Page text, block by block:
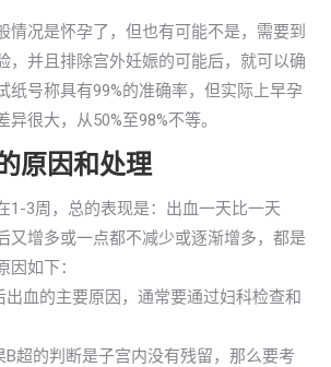
情况是怀孕了，但也有可能不是，需要到
，并且排除宫外妊娠的可能后，就可以确
纸号称具有99%的准确率，但实际上早孕
很大，从50%至98%不等。
原因和处理
1-3周，总的表现是：出血一天比一天
又增多或一点都不减少或逐渐增多，都是
因如下：
出血的主要原因，通常要通过妇科检查和
B超的判断是子宫内没有残留，那么要考